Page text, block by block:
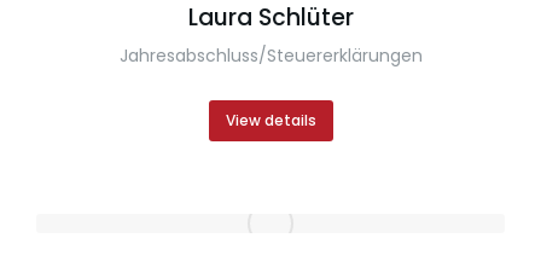
Laura Schlüter
Jahresabschluss/Steuererklärungen
View details